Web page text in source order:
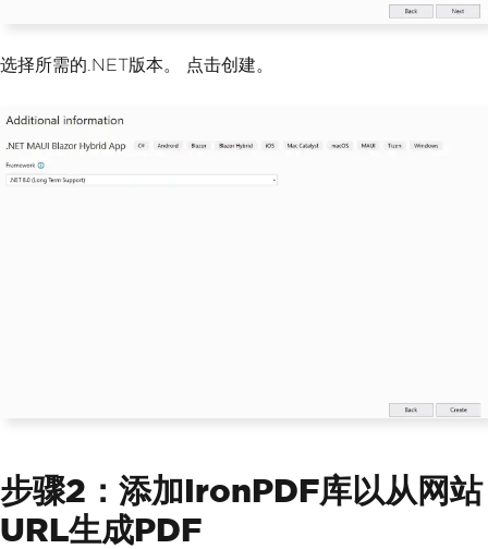
选择所需的.NET版本。 点击创建。
步骤2：添加IronPDF库以从网站
URL生成PDF